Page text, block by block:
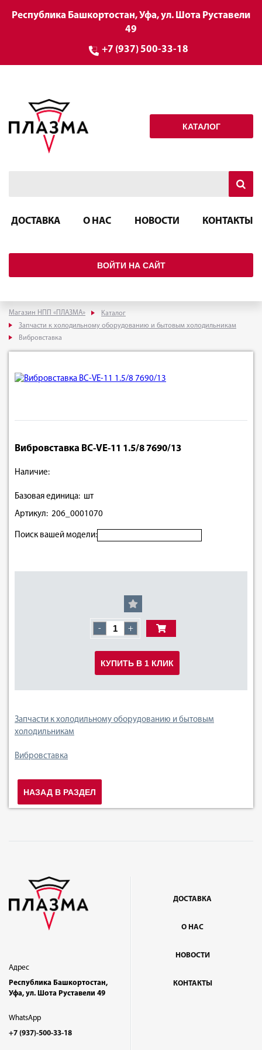
Республика Башкортостан, Уфа, ул. Шота Руставели
49
+7 (937) 500-33-18
КАТАЛОГ
ДОСТАВКА О НАС НОВОСТИ КОНТАКТЫ
ВОЙТИ НА САЙТ
Магазин НПП «ПЛАЗМА»
Каталог
Запчасти к холодильному оборудованию и бытовым холодильникам
Вибровставка
Вибровставка BC-VE-11 1.5/8 7690/13
Наличие:
Базовая единица: шт
Артикул: 206_0001070
Поиск вашей модели:
- +
КУПИТЬ В 1 КЛИК
Запчасти к холодильному оборудованию и бытовым
холодильникам
Вибровставка
НАЗАД В РАЗДЕЛ
Адрес
Республика Башкортостан,
Уфа, ул. Шота Руставели 49
WhatsApp
+7 (937)-500-33-18
ДОСТАВКА
О НАС
НОВОСТИ
КОНТАКТЫ